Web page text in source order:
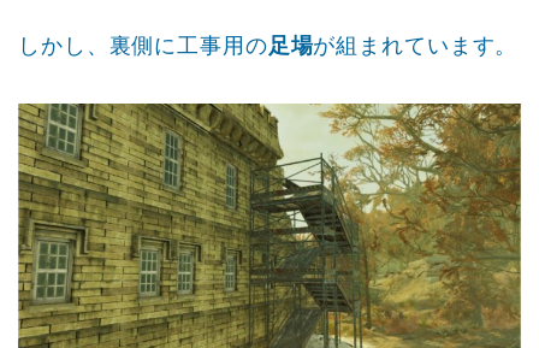
しかし、裏側に工事用の足場が組まれています。